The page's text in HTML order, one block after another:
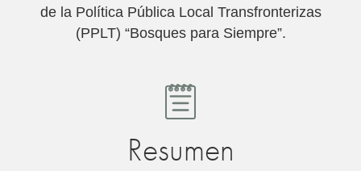
de la Política Pública Local Transfronterizas
(PPLT) “Bosques para Siempre”.
Resumen